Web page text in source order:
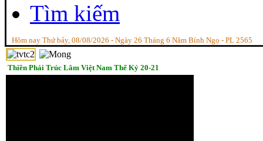
Tìm kiếm
Hôm nay Thứ bảy, 08/08/2026 - Ngày 26 Tháng 6 Năm Bính Ngọ - PL 2565
Thiền Phái Trúc Lâm Việt Nam Thế Kỷ 20-21